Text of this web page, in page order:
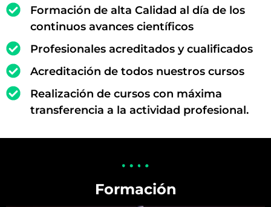
Formación de alta Calidad al día de los
continuos avances científicos
Profesionales acreditados y cualificados
Acreditación de todos nuestros cursos
Realización de cursos con máxima
transferencia a la actividad profesional.
Formación